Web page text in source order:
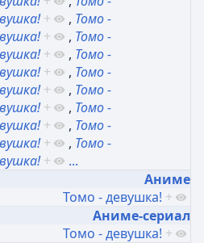
+ , Томо -
+ , Томо -
+ , Томо -
+ , Томо -
+ , Томо -
+ , Томо -
+ , Томо -
+ , Томо -
+
...
Аниме
Томо - девушка! +
Аниме-сериал
Томо - девушка! +